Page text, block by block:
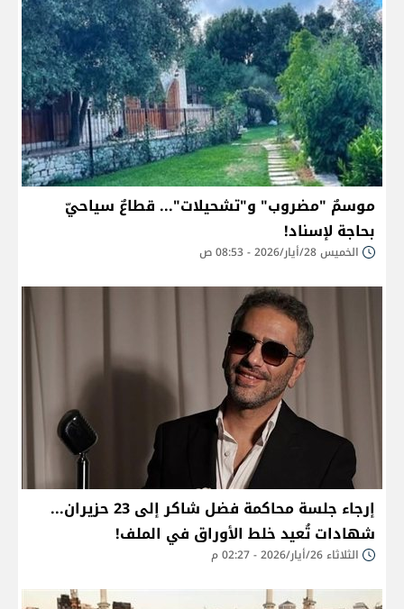
موسمٌ "مضروب" و"تشحيلات"... قطاعٌ سياحيّ
بحاجة لإسناد!
الخميس 28/أيار/2026 - 08:53 ص
إرجاء جلسة محاكمة فضل شاكر إلى 23 حزيران...
شهادات تُعيد خلط الأوراق في الملف!
الثلاثاء 26/أيار/2026 - 02:27 م